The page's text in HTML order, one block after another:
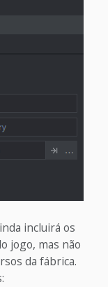
incluirá os
jogo, mas não
da fábrica.